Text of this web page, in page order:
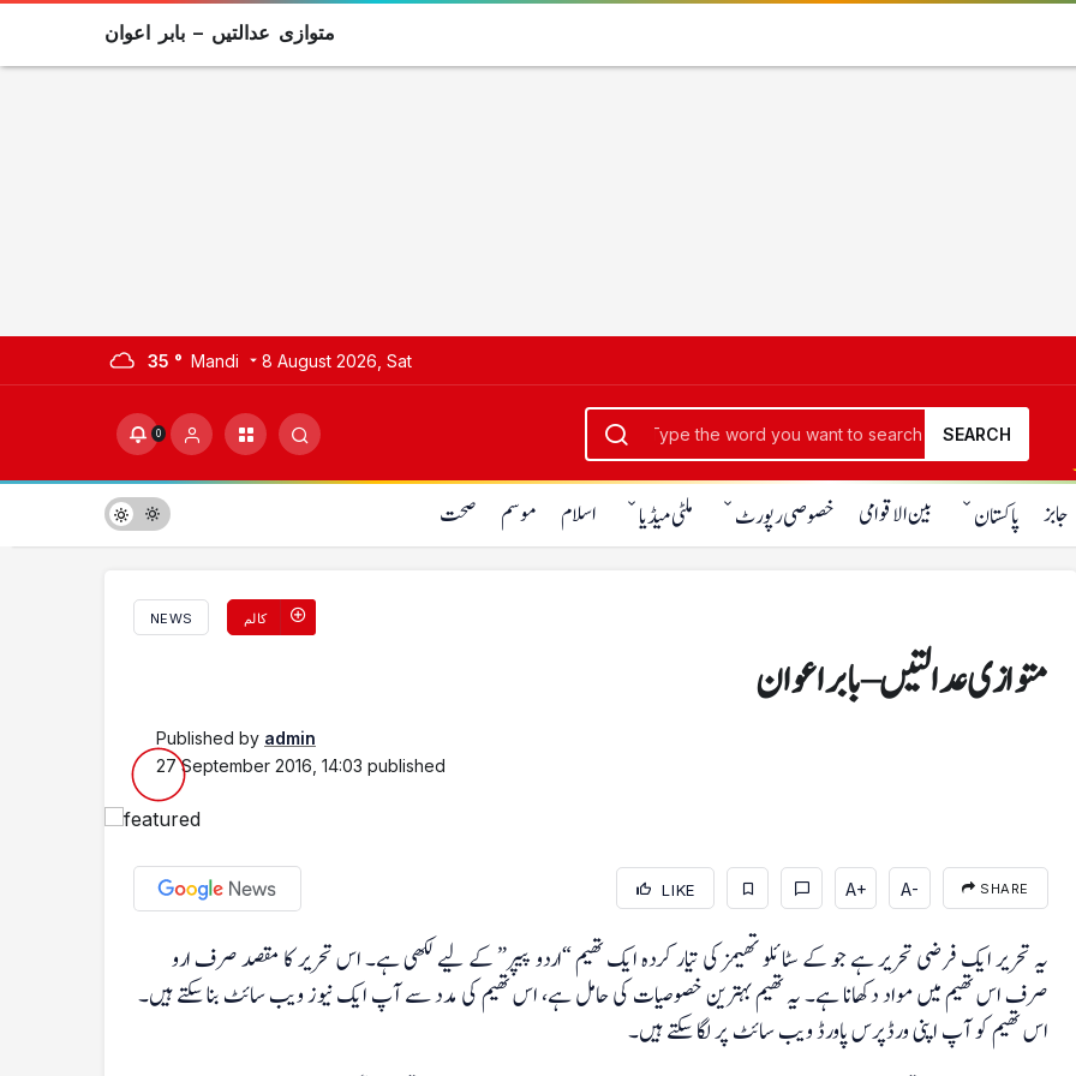
35 ° Mandi 8 August 2026, Sat
SEARCH
0
جابز پاکستان بین الاقوامی خصوصی رپورٹ ملٹی میڈیا اسلام موسم صحت
NEWS کالم
متوازی عدالتیں – بابر اعوان
Published by admin
27 September 2016, 14:03 published
LIKE A+ A- SHARE
یہ تحریر ایک فرضی تحریر ہے جو کے سٹائلو تھیمز کی تیار کردہ ایک تھیم “اردو پیپر” کے لیے لکھی ہے۔ اس تحریر کا مقصد صرف ارو
صرف اس تھیم میں مواد دکھانا ہے۔ یہ تھیم بہترین خصوصیات کی حامل ہے، اس تھیم کی مدد سے آپ ایک نیوز ویب سائٹ بنا سکتے ہیں۔
اس تھیم کو آپ اپنی ورڈپرس پاورڈ ویب سائٹ پر لگا سکتے ہیں۔
متوازی عدالتیں – بابر اعوان
منڈی بہاؤالدین
جرمانہ